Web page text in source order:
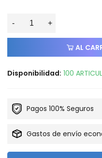
- +
AL
Disponibilidad: 100
Pagos 100% Seguros
Gastos de envío